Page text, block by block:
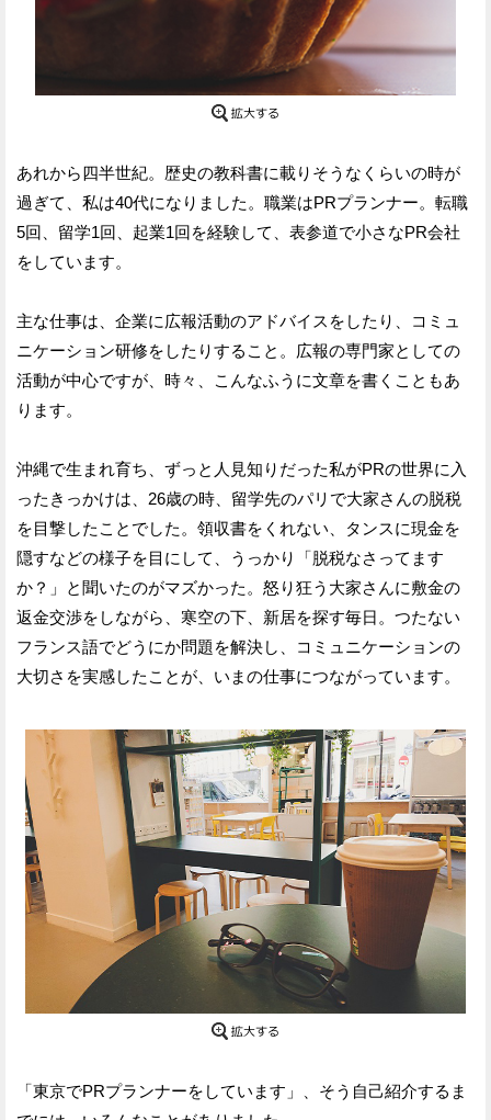
あれから四半世紀。歴史の教科書に載りそうなくらいの時が
過ぎて、私は40代になりました。職業はPRプランナー。転職
5回、留学1回、起業1回を経験して、表参道で小さなPR会社
をしています。
主な仕事は、企業に広報活動のアドバイスをしたり、コミュ
ニケーション研修をしたりすること。広報の専門家としての
活動が中心ですが、時々、こんなふうに文章を書くこともあ
ります。
沖縄で生まれ育ち、ずっと人見知りだった私がPRの世界に入
ったきっかけは、26歳の時、留学先のパリで大家さんの脱税
を目撃したことでした。領収書をくれない、タンスに現金を
隠すなどの様子を目にして、うっかり「脱税なさってます
か？」と聞いたのがマズかった。怒り狂う大家さんに敷金の
返金交渉をしながら、寒空の下、新居を探す毎日。つたない
フランス語でどうにか問題を解決し、コミュニケーションの
大切さを実感したことが、いまの仕事につながっています。
「東京でPRプランナーをしています」、そう自己紹介するま